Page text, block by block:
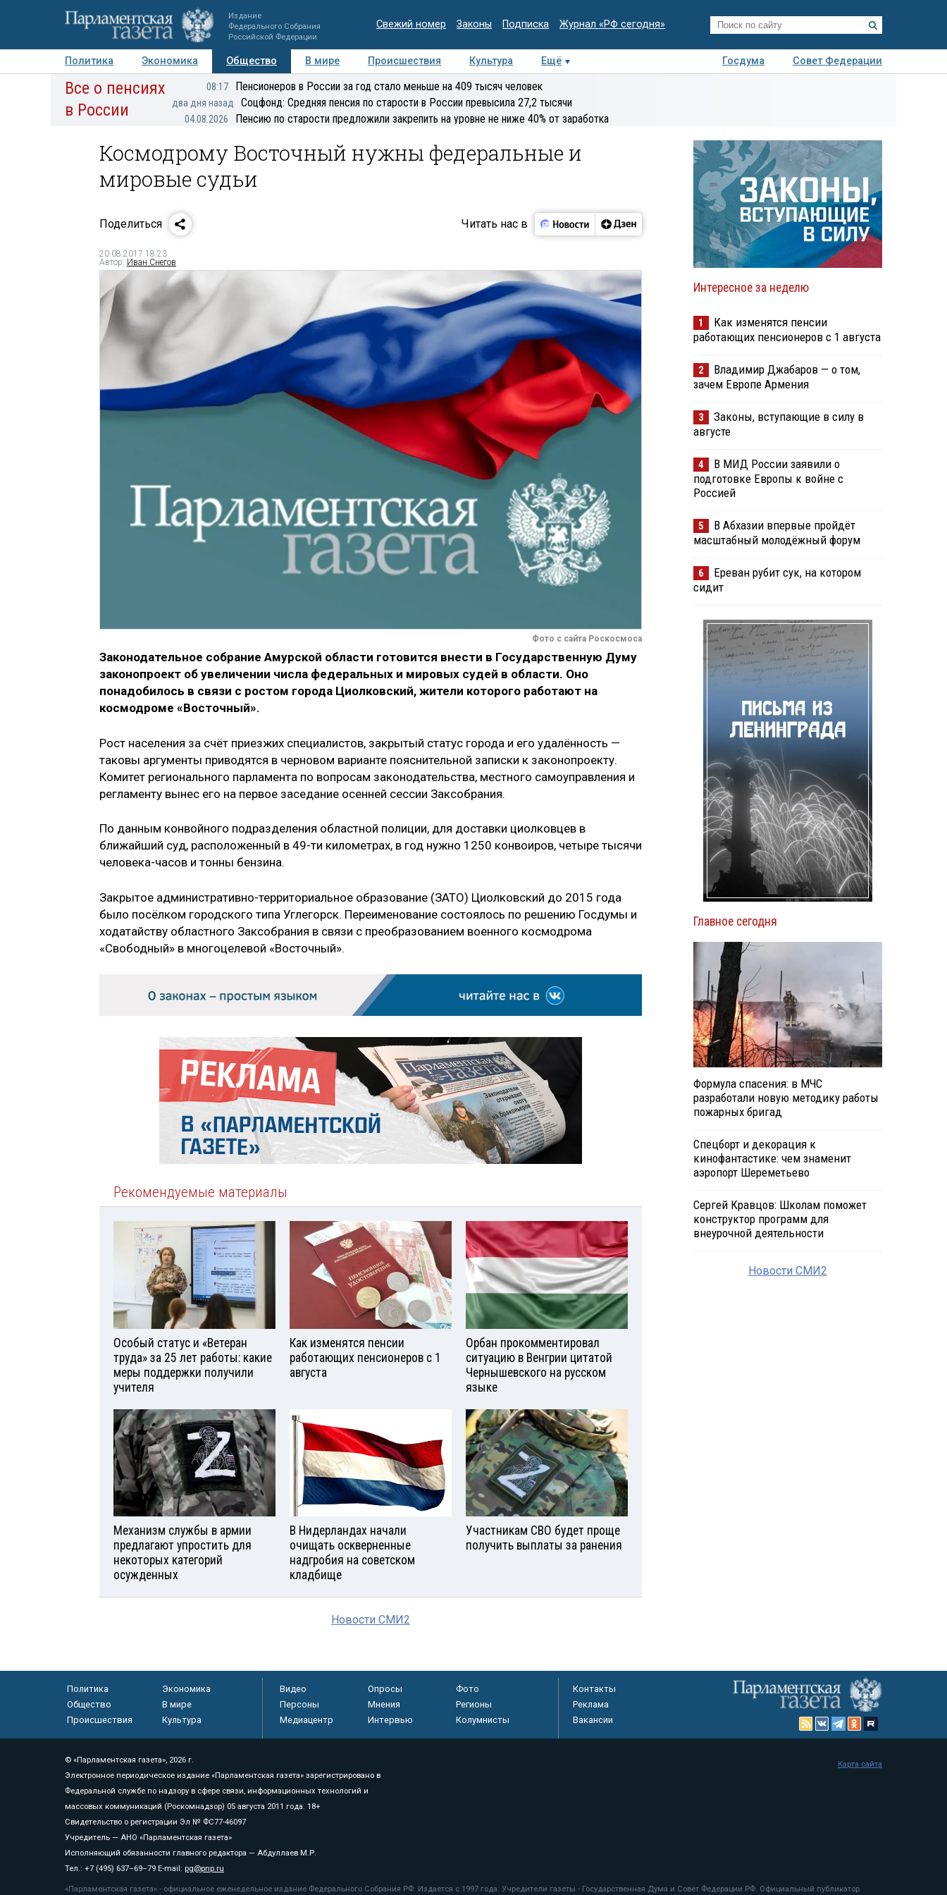
Издание
Федерального Собрания
Российской Федерации
Свежий номер Законы Подписка Журнал «РФ сегодня»
Политика Экономика Общество В мире Происшествия Культура Ещё Госдума
Совет Федерации
Авторы Персоны Мнения Регионы Медиацентр Интервью Колумнисты
Все о пенсиях
в России
08:17 Пенсионеров в России за год стало меньше на 409 тысяч человек
два дня назад Соцфонд: Средняя пенсия по старости в России превысила 27,2 тысячи
04.08.2026 Пенсию по старости предложили закрепить на уровне не ниже 40% от заработка
Космодрому Восточный нужны федеральные и
мировые судьи
Поделиться Читать нас в
20.08.2017 18:23
Автор: Иван Снегов
Фото с сайта Роскосмоса
Законодательное собрание Амурской области готовится внести в Государственную Думу
законопроект об увеличении числа федеральных и мировых судей в области. Оно
понадобилось в связи с ростом города Циолковский, жители которого работают на
космодроме «Восточный».
Рост населения за счёт приезжих специалистов, закрытый статус города и его удалённость —
таковы аргументы приводятся в черновом варианте пояснительной записки к законопроекту.
Комитет регионального парламента по вопросам законодательства, местного самоуправления и
регламенту вынес его на первое заседание осенней сессии Заксобрания.
По данным конвойного подразделения областной полиции, для доставки циолковцев в
ближайший суд, расположенный в 49-ти километрах, в год нужно 1250 конвоиров, четыре тысячи
человека-часов и тонны бензина.
Закрытое административно-территориальное образование (ЗАТО) Циолковский до 2015 года
было посёлком городского типа Углегорск. Переименование состоялось по решению Госдумы и
ходатайству областного Заксобрания в связи с преобразованием военного космодрома
«Свободный» в многоцелевой «Восточный».
Рекомендуемые материалы
Особый статус и «Ветеран
труда» за 25 лет работы: какие
меры поддержки получили
учителя
Как изменятся пенсии
работающих пенсионеров с 1
августа
Орбан прокомментировал
ситуацию в Венгрии цитатой
Чернышевского на русском
языке
Механизм службы в армии
предлагают упростить для
некоторых категорий
осужденных
В Нидерландах начали
очищать оскверненные
надгробия на советском
кладбище
Участникам СВО будет проще
получить выплаты за ранения
Новости СМИ2
Интересное за неделю
1
Как изменятся пенсии
работающих пенсионеров с 1 августа
2
Владимир Джабаров — о том,
зачем Европе Армения
3
Законы, вступающие в силу в
августе
4
В МИД России заявили о
подготовке Европы к войне с
Россией
5
В Абхазии впервые пройдёт
масштабный молодёжный форум
6
Ереван рубит сук, на котором
сидит
Главное сегодня
Формула спасения: в МЧС
разработали новую методику работы
пожарных бригад
Спецборт и декорация к
кинофантастике: чем знаменит
аэропорт Шереметьево
Сергей Кравцов: Школам поможет
конструктор программ для
внеурочной деятельности
Новости СМИ2
Политика
Экономика
Общество
В мире
Происшествия
Культура
Видео Опросы
Фото
Персоны
Мнения
Регионы
Медиацентр
Интервью Колумнисты
Контакты
Реклама
Вакансии
© «Парламентская газета», 2026 г.
Электронное периодическое издание «Парламентская газета» зарегистрировано в
Федеральной службе по надзору в сфере связи, информационных технологий и
массовых коммуникаций (Роскомнадзор) 05 августа 2011 года. 18+
Свидетельство о регистрации Эл № ФС77-46097
Учредитель — АНО «Парламентская газета»
Исполняющий обязанности главного редактора — Абдуллаев М.Р.
Тел.: +7 (495) 637–69–79 E-mail: pg@pnp.ru
«Парламентская газета» - официальное еженедельное издание Федерального Собрания РФ. Издается с 1997 года. Учредители газеты - Государственная Дума и Совет Федерации РФ. Официальный публикатор
Карта сайта